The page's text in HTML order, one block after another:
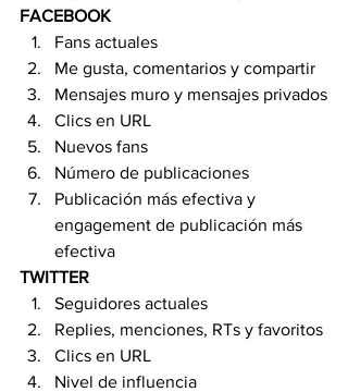
FACEBOOK
Fans actuales
Me gusta, comentarios y compartir
Mensajes muro y mensajes privados
Clics en URL
Nuevos fans
Número de publicaciones
Publicación más efectiva y
engagement de publicación más
efectiva
TWITTER
Seguidores actuales
Replies, menciones, RTs y favoritos
Clics en URL
Nivel de influencia